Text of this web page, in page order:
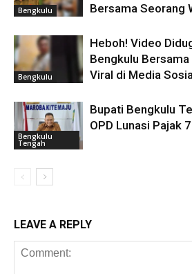
Bengkulu
Bersama Seorang
Bengkulu
Heboh! Video
Bengkulu
Viral di Media
Bengkulu
Tengah
Bupati Bengkulu
OPD Lunasi Pajak
LEAVE A REPLY